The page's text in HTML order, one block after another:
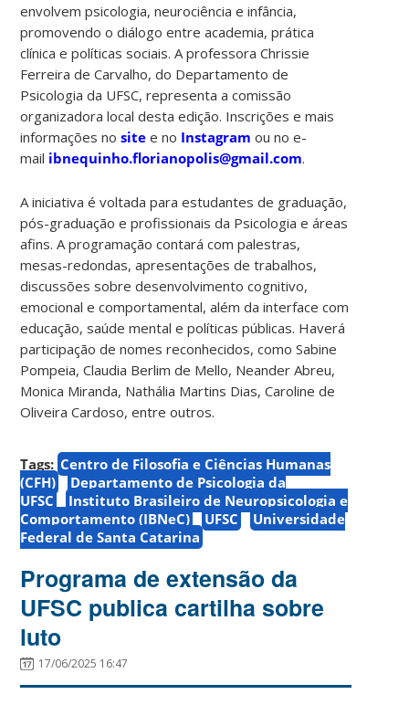
envolvem psicologia, neurociência e infância,
promovendo o diálogo entre academia, prática
clínica e políticas sociais. A professora Chrissie
Ferreira de Carvalho, do Departamento de
Psicologia da UFSC, representa a comissão
organizadora local desta edição. Inscrições e mais
informações nosite e no Instagram ou no e-
mail ibnequinho.florianopolis@gmail.com.
A iniciativa é voltada para estudantes de graduação,
pós-graduação e profissionais da Psicologia e áreas
afins. A programação contará com palestras,
mesas-redondas, apresentações de trabalhos,
discussões sobre desenvolvimento cognitivo,
emocional e comportamental, além da interface com
educação, saúde mental e políticas públicas. Haverá
participação de nomes reconhecidos, como Sabine
Pompeia, Claudia Berlim de Mello, Neander Abreu,
Monica Miranda, Nathália Martins Dias, Caroline de
Oliveira Cardoso, entre outros.
Tags: Centro de Filosofia e Ciências Humanas
(CFH)
Departamento de Psicologia da
UFSC
Instituto Brasileiro de Neuropsicologia e
Comportamento (IBNeC)
UFSC
Universidade
Federal de Santa Catarina
Programa de extensão da
UFSC publica cartilha sobre
luto
17/06/2025 16:47